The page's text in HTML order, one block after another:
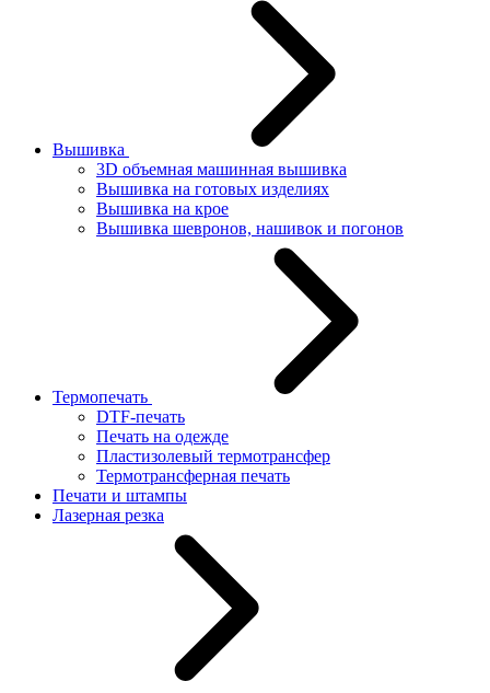
Вышивка
3D объемная машинная вышивка
Вышивка на готовых изделиях
Вышивка на крое
Вышивка шевронов, нашивок и погонов
Термопечать
DTF-печать
Печать на одежде
Пластизолевый термотрансфер
Термотрансферная печать
Печати и штампы
Лазерная резка